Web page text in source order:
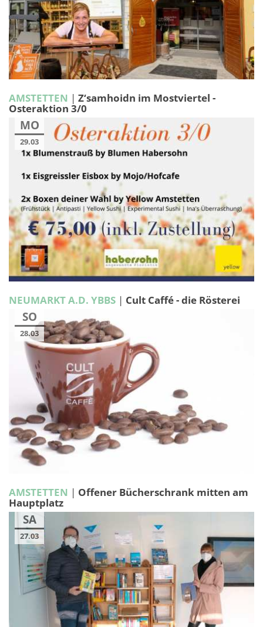
AMSTETTEN | Z‘samhoidn im Mostviertel -
Osteraktion 3/0
MO
29.03
NEUMARKT A.D. YBBS | Cult Caffé - die Rösterei
SO
28.03
AMSTETTEN | Offener Bücherschrank mitten am
Hauptplatz
SA
27.03